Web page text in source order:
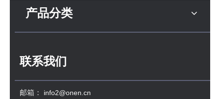
产品分类
联系我们
邮箱： info2@onen.cn